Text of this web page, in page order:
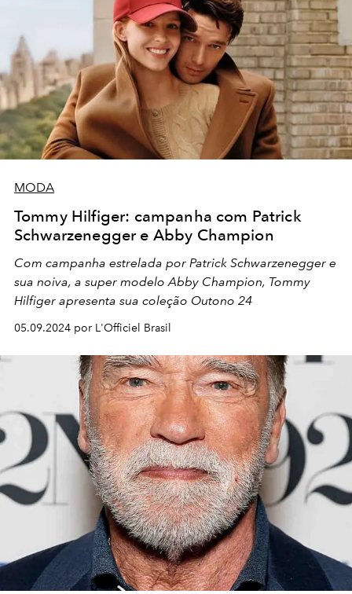
MODA
Tommy Hilfiger: campanha com Patrick
Schwarzenegger e Abby Champion
Com campanha estrelada por Patrick Schwarzenegger e
sua noiva, a super modelo Abby Champion, Tommy
Hilfiger apresenta sua coleção Outono 24
05.09.2024 por L'Officiel Brasil